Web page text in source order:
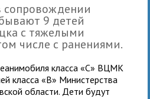
сопровождении
9 детей
с тяжелыми
числе с ранениями.
класса «С» ВЦМК
класса «В» Министерства
области. Дети будут